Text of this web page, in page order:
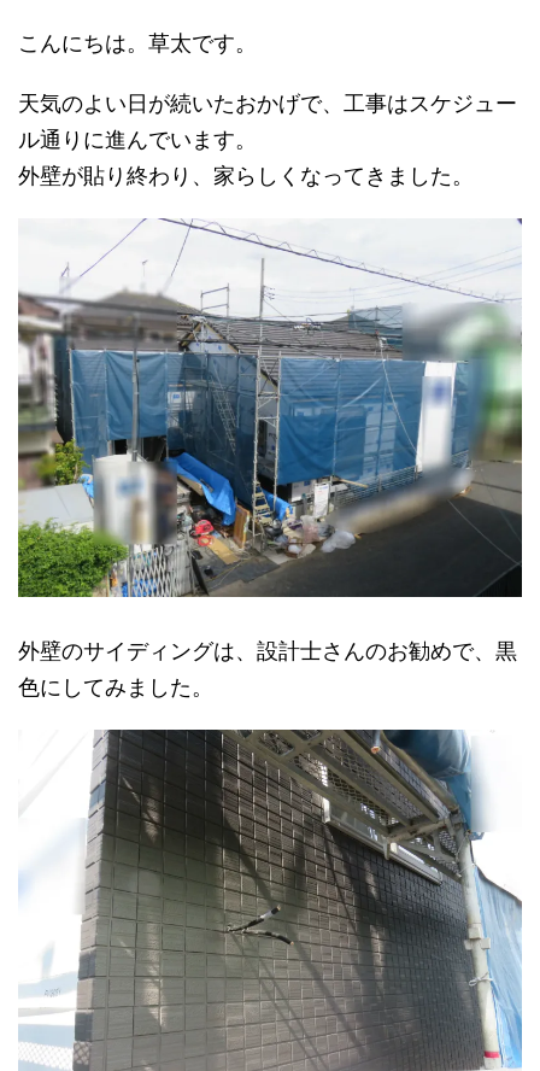
こんにちは。草太です。
天気のよい日が続いたおかげで、工事はスケジュー
ル通りに進んでいます。
外壁が貼り終わり、家らしくなってきました。
外壁のサイディングは、設計士さんのお勧めで、黒
色にしてみました。